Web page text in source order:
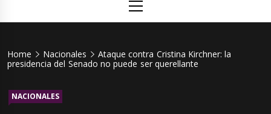
Menu
Home Nacionales
Ataque contra Cristina Kirchner: la
presidencia del Senado no puede ser querellante
NACIONALES